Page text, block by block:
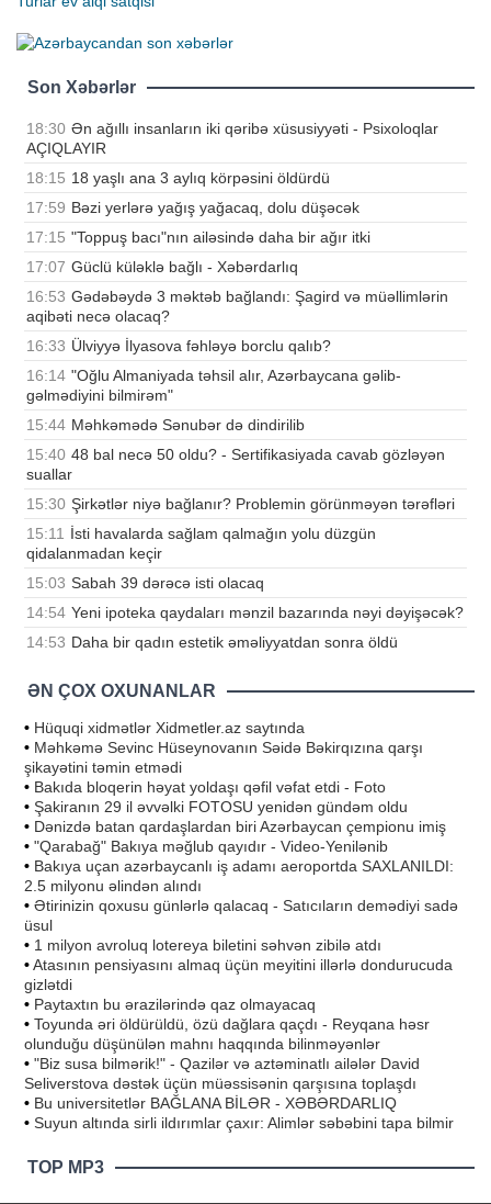
Son Xəbərlər
18:30 Ən ağıllı insanların iki qəribə xüsusiyyəti - Psixoloqlar
AÇIQLAYIR
18:15 18 yaşlı ana 3 aylıq körpəsini öldürdü
17:59 Bəzi yerlərə yağış yağacaq, dolu düşəcək
17:15 "Toppuş bacı"nın ailəsində daha bir ağır itki
17:07 Güclü küləklə bağlı - Xəbərdarlıq
16:53 Gədəbəydə 3 məktəb bağlandı: Şagird və müəllimlərin
aqibəti necə olacaq?
16:33 Ülviyyə İlyasova fəhləyə borclu qalıb?
16:14 "Oğlu Almaniyada təhsil alır, Azərbaycana gəlib-
gəlmədiyini bilmirəm"
15:44 Məhkəmədə Sənubər də dindirilib
15:40 48 bal necə 50 oldu? - Sertifikasiyada cavab gözləyən
suallar
15:30 Şirkətlər niyə bağlanır? Problemin görünməyən tərəfləri
15:11 İsti havalarda sağlam qalmağın yolu düzgün
qidalanmadan keçir
15:03 Sabah 39 dərəcə isti olacaq
14:54 Yeni ipoteka qaydaları mənzil bazarında nəyi dəyişəcək?
14:53 Daha bir qadın estetik əməliyyatdan sonra öldü
ƏN ÇOX OXUNANLAR
• Hüquqi xidmətlər Xidmetler.az saytında
• Məhkəmə Sevinc Hüseynovanın Səidə Bəkirqızına qarşı
şikayətini təmin etmədi
• Bakıda bloqerin həyat yoldaşı qəfil vəfat etdi - Foto
• Şakiranın 29 il əvvəlki FOTOSU yenidən gündəm oldu
• Dənizdə batan qardaşlardan biri Azərbaycan çempionu imiş
• "Qarabağ" Bakıya məğlub qayıdır - Video-Yenilənib
• Bakıya uçan azərbaycanlı iş adamı aeroportda SAXLANILDI:
2.5 milyonu əlindən alındı
• Ətirinizin qoxusu günlərlə qalacaq - Satıcıların demədiyi sadə
üsul
• 1 milyon avroluq lotereya biletini səhvən zibilə atdı
•Atasının pensiyasını almaq üçün meyitini illərlə dondurucuda
gizlətdi
• Paytaxtın bu ərazilərində qaz olmayacaq
• Toyunda əri öldürüldü, özü dağlara qaçdı - Reyqana həsr
olunduğu düşünülən mahnı haqqında bilinməyənlər
• "Biz susa bilmərik!" - Qazilər və aztəminatlı ailələr David
Seliverstova dəstək üçün müəssisənin qarşısına toplaşdı
• Bu universitetlər BAĞLANA BİLƏR - XƏBƏRDARLIQ
• Suyun altında sirli ildırımlar çaxır: Alimlər səbəbini tapa bilmir
TOP MP3